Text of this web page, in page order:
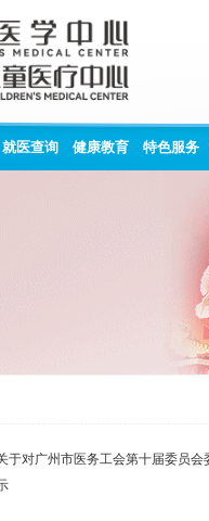
就医查询 健康教育 特色服务
于对广州市医务工会第十届委员